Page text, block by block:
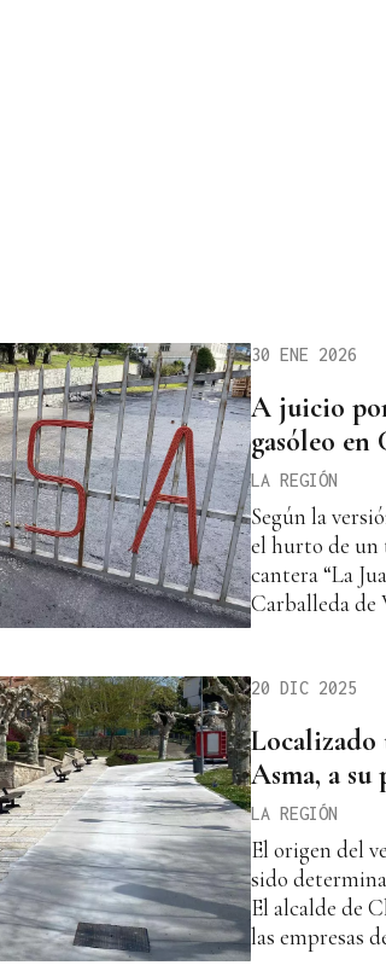
30 ENE 2026
A juicio
gasóleo en
LA REGIÓN
Según la
el hurto de un
cantera “La
Carballeda de
20 DIC 2025
Localizado
Asma, a
LA REGIÓN
El origen del
sido
El alcalde de
las empresas